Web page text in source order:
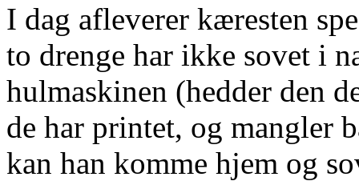
I dag afleverer kæresten
to drenge har ikke sovet i
hulmaskinen (hedder den
de har printet, og mangler
kan han komme hjem og